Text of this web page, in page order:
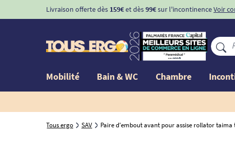
Livraison offerte dès 159€et dès99€sur l'incontinenceVoir
Mobilité Bain & WC Chambre
Tous ergo SAV Paire d'embout avant pour assise rollator